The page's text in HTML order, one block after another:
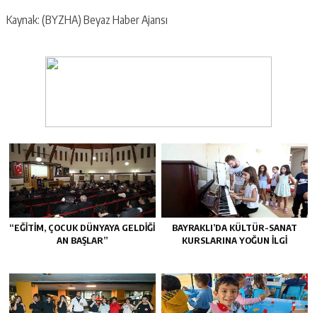
Kaynak: (BYZHA) Beyaz Haber Ajansı
“EĞITIM, ÇOCUK DÜNYAYA GELDIĞI
AN BAŞLAR”
BAYRAKLI’DA KÜLTÜR-SANAT
KURSLARINA YOĞUN ILGI